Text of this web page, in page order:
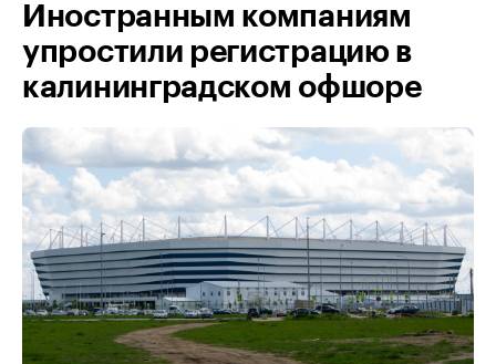
Иностранным компаниям
упростили регистрацию в
калининградском офшоре